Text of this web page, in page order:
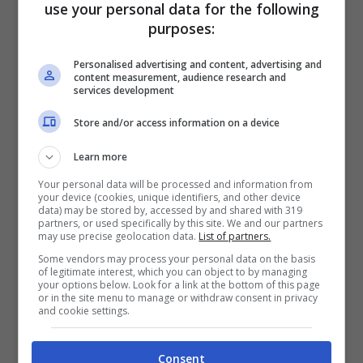
toccare e con un bastone mi hanno
lasciando che morissi dissanguata. Mi
hanno avvolta in un sacco nero, chiuso con
del nastro adesivo, e poi mi hanno
abbandonata sulla spiaggia, dove sono
stata ritrovata dopo qualche ora”.
E il post prosegue rivendicando il diritto
delle donne di viaggiare da sole. Ora
l’hastag è virale #viajosola. Per tutte le
use your personal data for the following
purposes:
Personalised advertising and content, advertising and
content measurement, audience research and
services development
Store and/or access information on a device
Learn more
Your personal data will be processed and information from
your device (cookies, unique identifiers, and other device
data) may be stored by, accessed by and shared with 319
partners, or used specifically by this site. We and our partners
may use precise geolocation data. List of partners.
Some vendors may process your personal data on the basis
of legitimate interest, which you can object to by managing
your options below. Look for a link at the bottom of this page
or in the site menu to manage or withdraw consent in privacy
and cookie settings.
Consent